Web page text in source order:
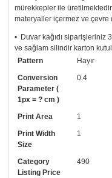
mürekkepler ile
materyaller içermez ve çevre
• Duvar kağıdı
ve sağlam silindir karton
• Tutkalınız, siparişiniz ile
Uygulaması standart duvar
uygulama kılavuzu da
arayıp talebinizi iletebilirsiniz.
• Görselde düzenleme
numaramızdan ulaşabilirsiniz.
Pattern
Hayır
Conversion
Parameter (
1px = ? cm )
0.4
Print Area
1
Print Width
Size
1
Category
Listing Price
490